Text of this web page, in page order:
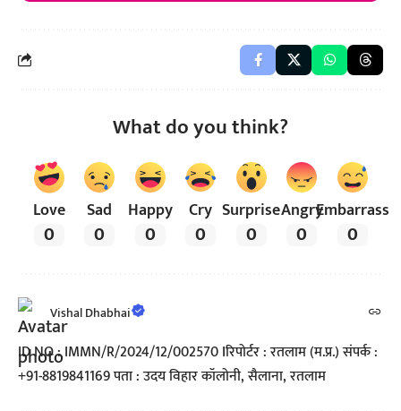
What do you think?
Love
0
Sad
0
Happy
0
Cry
0
Surprise
0
Angry
0
Embarrass
0
Vishal Dhabhai
ID NO : IMMN/R/2024/12/002570 Iरिपोर्टर : रतलाम (म.प्र.) संपर्क :
+91-8819841169 पता : उदय विहार कॉलोनी, सैलाना, रतलाम